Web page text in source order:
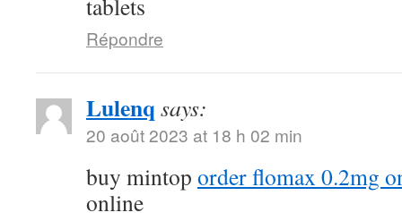
tablets
Répondre
Lulenq says:
20 août 2023 at 18 h 02 min
buy mintop order flomax 0.2mg
online